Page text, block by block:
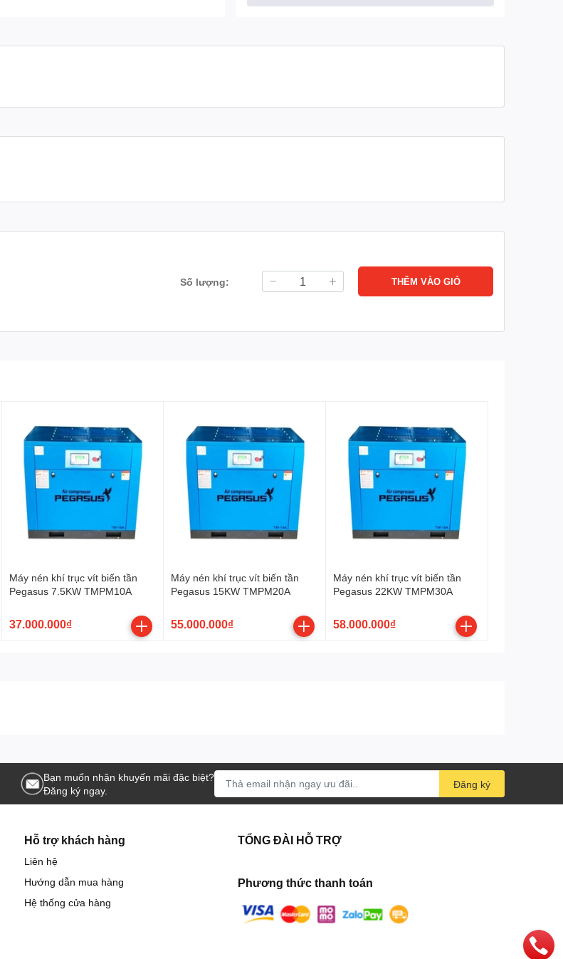
Số lượng: THÊM VÀO GIỎ
Máy nén khí trục vít biến tần
Pegasus 7.5KW TMPM10A
37.000.000₫
Máy nén khí trục vít biến tần
Pegasus 15KW TMPM20A
55.000.000₫
Máy nén khí trục vít biến tần
Pegasus 22KW TMPM30A
58.000.000₫
Bạn muốn nhận khuyến mãi đặc biệt?
Đăng ký ngay.
Đăng ký
Hỗ trợ khách hàng
Liên hệ
Hướng dẫn mua hàng
Hệ thống cửa hàng
TỔNG ĐÀI HỖ TRỢ
Phương thức thanh toán